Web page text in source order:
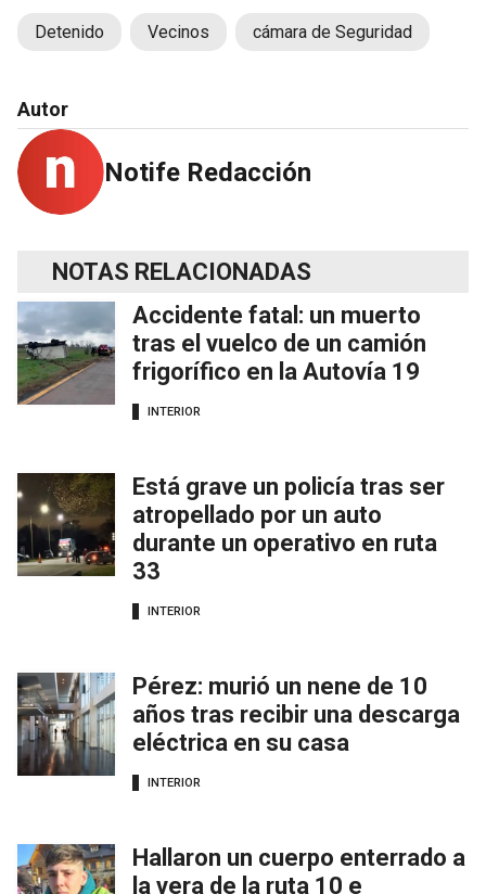
Detenido Vecinos cámara de Seguridad
Autor
Notife Redacción
NOTAS RELACIONADAS
Accidente fatal: un muerto
tras el vuelco de un camión
frigorífico en la Autovía 19
INTERIOR
Está grave un policía tras ser
atropellado por un auto
durante un operativo en ruta
33
INTERIOR
Pérez: murió un nene de 10
años tras recibir una descarga
eléctrica en su casa
INTERIOR
Hallaron un cuerpo enterrado a
la vera de la ruta 10 e